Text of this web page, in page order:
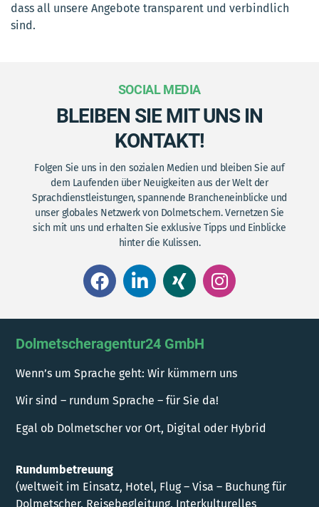
dass all unsere Angebote transparent und verbindlich
sind.
SOCIAL MEDIA
BLEIBEN SIE MIT UNS IN
KONTAKT!
Folgen Sie uns in den sozialen Medien und bleiben Sie auf
dem Laufenden über Neuigkeiten aus der Welt der
Sprachdienstleistungen, spannende Brancheneinblicke und
unser globales Netzwerk von Dolmetschern. Vernetzen Sie
sich mit uns und erhalten Sie exklusive Tipps und Einblicke
hinter die Kulissen.
Dolmetscheragentur24 GmbH
Wenn’s um Sprache geht: Wir kümmern uns
Wir sind – rundum Sprache – für Sie da!
Egal ob Dolmetscher vor Ort, Digital oder Hybrid
Rundumbetreuung
(weltweit im Einsatz, Hotel, Flug – Visa – Buchung für
Dolmetscher, Reisebegleitung, Interkulturelles